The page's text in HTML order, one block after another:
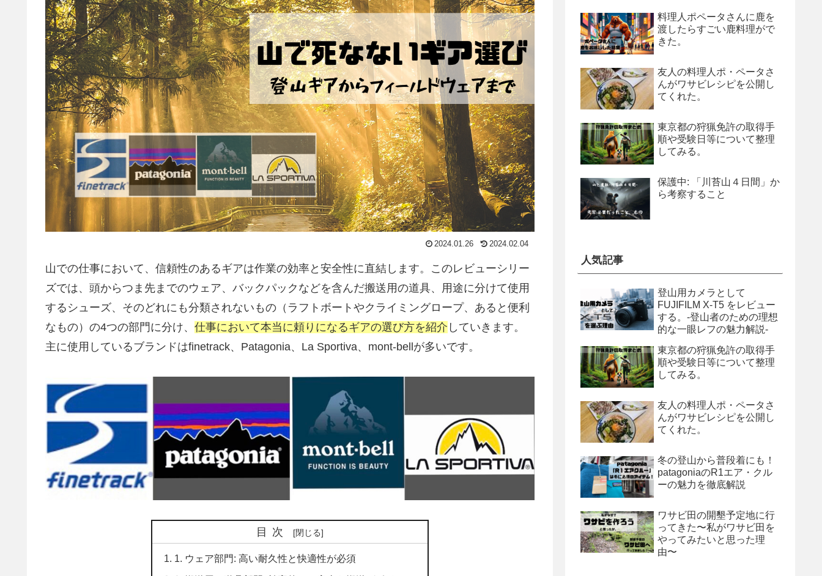
2024.01.26 2024.02.04
山での仕事において、信頼性のあるギアは作業の効率と安全性に直結します。このレビューシリー
ズでは、頭からつま先までのウェア、バックパックなどを含んだ搬送用の道具、用途に分けて使用
するシューズ、そのどれにも分類されないもの（ラフトボートやクライミングロープ、あると便利
なもの）の4つの部門に分け、 仕事において本当に頼りになるギアの選び方を紹介 していきます。
主に使用しているブランドはfinetrack、Patagonia、La Sportiva、mont-bellが多いです。
目次
1. ウェア部門: 高い耐久性と快適性が必須
料理人ポペータさんに鹿を
渡したらすごい鹿料理がで
きた。
友人の料理人ポ・ペータさ
んがワサビレシピを公開し
てくれた。
東京都の狩猟免許の取得手
順や受験日等について整理
してみる。
保護中: 「川苔山４日間」か
ら考察すること
人気記事
登山用カメラとして
FUJIFILM X-T5 をレビュー
する。-登山者のための理想
的な一眼レフの魅力解説-
東京都の狩猟免許の取得手
順や受験日等について整理
してみる。
友人の料理人ポ・ペータさ
んがワサビレシピを公開し
てくれた。
冬の登山から普段着にも！
patagoniaのR1エア・クル
ーの魅力を徹底解説
ワサビ田の開墾予定地に行
ってきた〜私がワサビ田を
やってみたいと思った理
由〜